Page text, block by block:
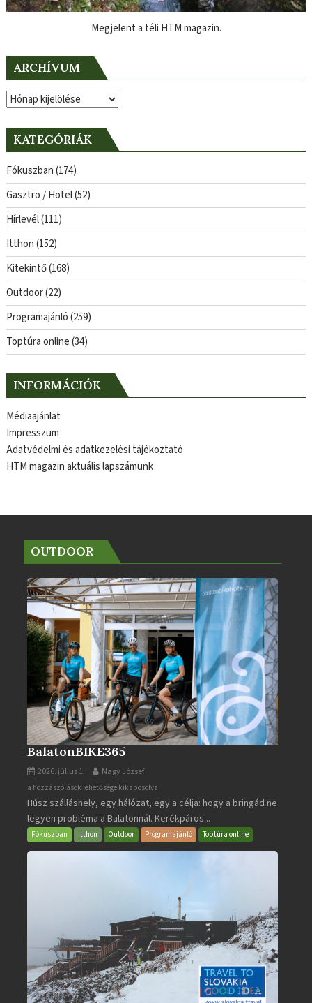
Megjelent a téli HTM magazin.
ARCHÍVUM
Archívum
KATEGÓRIÁK
Fókuszban(174)
Gasztro / Hotel(52)
Hírlevél(111)
Itthon(152)
Kitekintő(168)
Outdoor(22)
Programajánló(259)
Toptúra online(34)
INFORMÁCIÓK
Médiaajánlat
Impresszum
Adatvédelmi és adatkezelési tájékoztató
HTM magazin aktuális lapszámunk
OUTDOOR
BalatonBIKE365
2026. július 1. Nagy József
BalatonBIKE365
bejegyzéshez
a hozzászólások lehetősége kikapcsolva
Húsz szálláshely, egy hálózat, egy a célja: hogy a bringád ne
legyen probléma a Balatonnál. Kerékpáros...
Fókuszban Itthon Outdoor Programajánló Toptúra online